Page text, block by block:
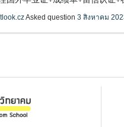
Asked question 3 สิงหาคม